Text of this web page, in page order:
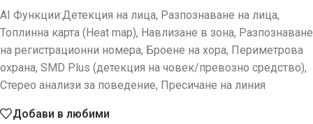
AI Функции:Детекция на лица, Разпознаване на лица,
Топлинна карта (Heat map), Навлизане в зона, Разпознаване
на регистрационни номера, Броене на хора, Периметрова
охрана, SMD Plus (детекция на човек/превозно средство),
Стерео анализи за поведение, Пресичане на линия
Добави в любими